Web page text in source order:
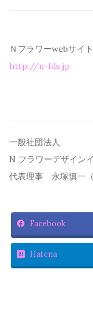
Ｎフラワーwebサイ
http://n-fds.jp
一般社団法人
N フラワーデザイン
代表理事 永塚慎一
Facebook
Hatena